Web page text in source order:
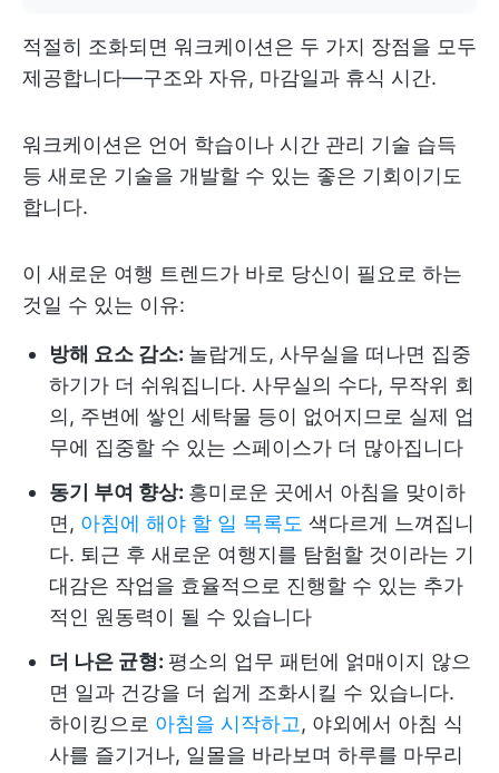
적절히 조화되면 워크케이션은 두 가지 장점을 모두
제공합니다—구조와 자유, 마감일과 휴식 시간.
워크케이션은 언어 학습이나 시간 관리 기술 습득
등 새로운 기술을 개발할 수 있는 좋은 기회이기도
합니다.
이 새로운 여행 트렌드가 바로 당신이 필요로 하는
것일 수 있는 이유:
방해 요소 감소: 놀랍게도, 사무실을 떠나면 집중
하기가 더 쉬워집니다. 사무실의 수다, 무작위 회
의, 주변에 쌓인 세탁물 등이 없어지므로 실제 업
무에 집중할 수 있는 스페이스가 더 많아집니다
동기 부여 향상: 흥미로운 곳에서 아침을 맞이하
면, 아침에 해야 할 일 목록도 색다르게 느껴집니
다. 퇴근 후 새로운 여행지를 탐험할 것이라는 기
대감은 작업을 효율적으로 진행할 수 있는 추가
적인 원동력이 될 수 있습니다
더 나은 균형: 평소의 업무 패턴에 얽매이지 않으
면 일과 건강을 더 쉽게 조화시킬 수 있습니다.
하이킹으로 아침을 시작하고 , 야외에서 아침 식
사를 즐기거나, 일몰을 바라보며 하루를 마무리